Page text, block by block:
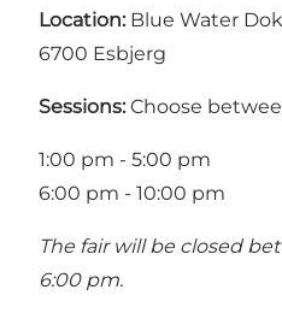
Location: Blue Water
6700 Esbjerg
Sessions: Choose
1:00 pm - 5:00 pm
6:00 pm - 10:00 pm
The fair will be closed
6:00 pm.